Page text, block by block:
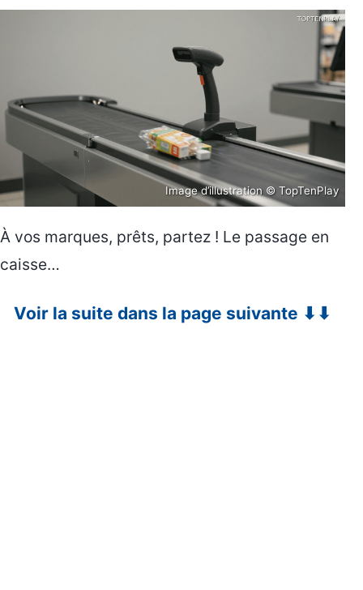
Image d’illustration © TopTenPlay
À vos marques, prêts, partez ! Le passage en
caisse…
Voir la suite dans la page suivante ⬇⬇